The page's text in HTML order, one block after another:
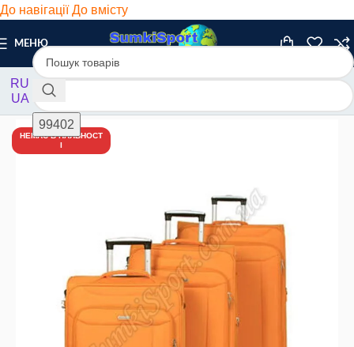
До навігаціїДо вмісту
МЕНЮ
RU
UA
Головна/ Валізи/ Текстиль
НЕМАЄ В НАЯВНОСТ
І